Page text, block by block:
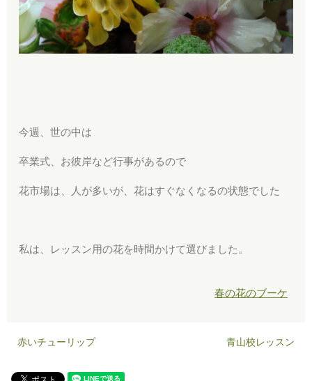
今週、世の中は
卒業式、お彼岸など行事があるので
花市場は、人が多いが、花はすぐなくなるの状態でした
私は、レッスン用の花を時間かけて選びました。
春の花のブーケ
赤いチューリップ 青山校レッスン